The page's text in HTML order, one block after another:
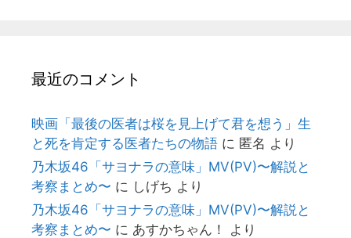
最近のコメント
映画「最後の医者は桜を見上げて君を想う」生
と死を肯定する医者たちの物語 に 匿名 より
乃木坂46「サヨナラの意味」MV(PV)〜解説と
考察まとめ〜 に しげち より
乃木坂46「サヨナラの意味」MV(PV)〜解説と
考察まとめ〜 に あすかちゃん！
より